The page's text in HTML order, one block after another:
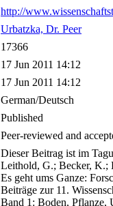
http://
Urbatzka, Dr. Peer
17366
17 Jun 2011 14:12
17 Jun 2011 14:12
German/Deutsch
Published
Peer-reviewed and
Dieser Beitrag ist im
Leithold, G.; Becker, K.;
Es geht ums Ganze:
Beiträge zur 11.
Band 1: Boden, Pflanze,